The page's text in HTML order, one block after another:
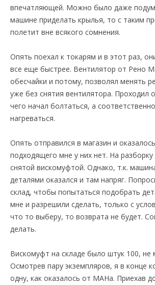
впечатляющей. Можно было даже
машине приделать крылья, то с таким
полетит вне всякого сомнения.
Опять поехал к токарям и в этот раз,
все еще быстрее. Вентилятор от Рено
обесчайки и потому, позволял менять
уже без снятия вентилятора. Проходил
чего начал болтаться, а
нагреваться.
Опять отправился в магазин и
подходящего мне у них нет. На
снятой вискомуфтой. Однако, т.к.
деталями оказался и там напряг.
склад, чтобы попытаться подобрать
мне и разрешили сделать, только с
что то выберу, то возврата не будет.
делать.
Вискомуфт на складе было штук 100, не
Осмотрев пару экземпляров, я в конце
одну, как оказалось от МАНа. Приехав